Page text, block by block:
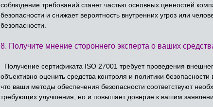
соблюдение требований станет частью основных ценностей
безопасности и снижает вероятность внутренних угроз или
безопасности.
8. Получите мнение стороннего эксперта о ваших
Получение сертификата ISO 27001 требует проведения
объективно оценить средства контроля и политики
что ваши методы обеспечения безопасности соответствуют
требующих улучшения, но и повышает доверие к вашим